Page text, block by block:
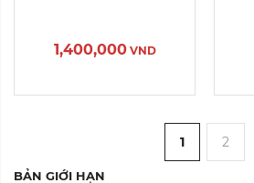
1,400,000 VND
1 2
BẢN GIỚI HẠN